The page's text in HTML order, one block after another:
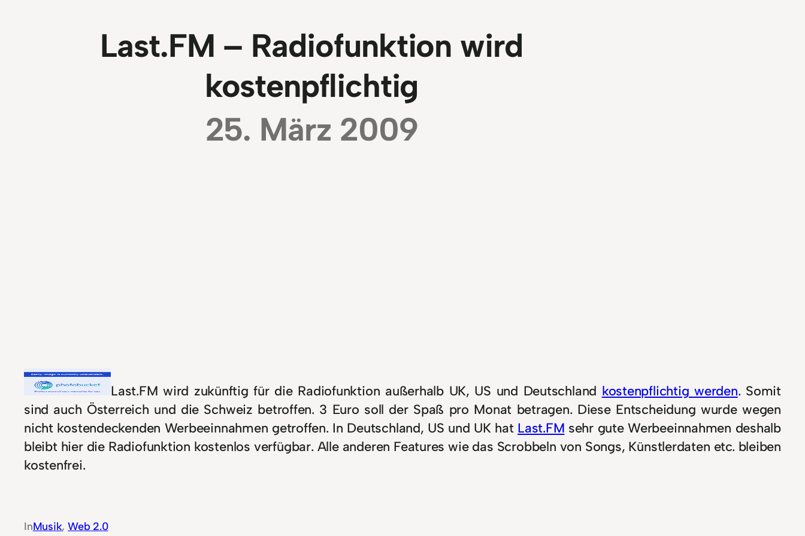
Last.FM – Radiofunktion wird
kostenpflichtig
25. März 2009
Last.FM wird zukünftig für die Radiofunktion außerhalb UK, US und Deutschland kostenpflichtig werden. Somit
sind auch Österreich und die Schweiz betroffen. 3 Euro soll der Spaß pro Monat betragen. Diese Entscheidung wurde wegen
nicht kostendeckenden Werbeeinnahmen getroffen. In Deutschland, US und UK hat Last.FM sehr gute Werbeeinnahmen deshalb
bleibt hier die Radiofunktion kostenlos verfügbar. Alle anderen Features wie das Scrobbeln von Songs, Künstlerdaten etc. bleiben
kostenfrei.
InMusik, Web 2.0